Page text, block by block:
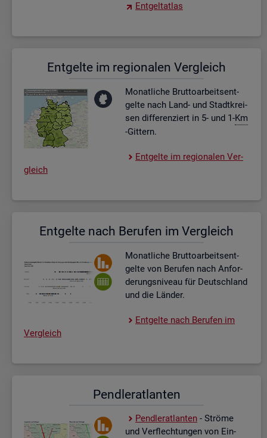
Ent­gel­t­at­las
Ent­gel­te im re­gio­na­len Ver­gleich
Mo­nat­li­che Brut­to­ar­beits­ent­
gel­te nach Land- und Stadt­krei­
sen dif­fe­ren­ziert in 5- und 1-Km
-Git­tern.
Ent­gel­te im re­gio­na­len Ver­
gleich
Ent­gel­te nach Be­ru­fen im Ver­gleich
Mo­nat­li­che Brut­to­ar­beits­ent­
gel­te von Be­ru­fen nach An­for­
de­rungs­ni­veau für Deutsch­land
und die Län­der.
Ent­gel­te nach Be­ru­fen im
Ver­gleich
Pend­ler­at­lan­ten
Pend­ler­at­lan­ten - Strö­me
und Ver­flech­tun­gen von Ein-